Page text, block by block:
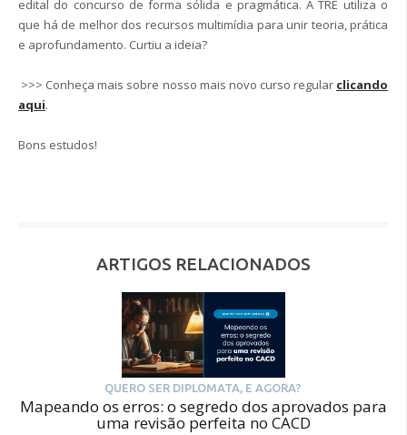
edital do concurso de forma sólida e pragmática. A TRE utiliza o
que há de melhor dos recursos multimídia para unir teoria, prática
e aprofundamento. Curtiu a ideia?
>>> Conheça mais sobre nosso mais novo curso regular clicando
aqui.
Bons estudos!
ARTIGOS RELACIONADOS
QUERO SER DIPLOMATA, E AGORA?
Mapeando os erros: o segredo dos aprovados para
uma revisão perfeita no CACD